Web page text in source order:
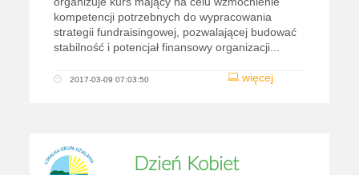
kompetencji potrzebnych do wypracowania
strategii fundraisingowej, pozwalającej budować
stabilność i potencjał finansowy organizacji...
więcej
2017-03-09 07:03:50
Dzień Kobiet